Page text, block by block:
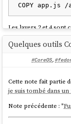
Les layers 2 et 4
diffèrent
sont donc stockés
niveau fichier).
Malgré cette
support OCI de
CoreOSversbootc.
Quelques outils
#CoreOS,
Cette note fait partie
je suis tombé dans
Note précédente : "